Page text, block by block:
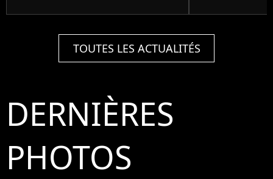
TOUTES LES ACTUALITÉS
DERNIÈRES
PHOTOS